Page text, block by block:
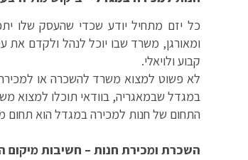
כל יזם מתחיל יודע שכדי שהעסק שלו
ומאורגן, משרד שבו יוכל לנהל ולקדם את
קבוע ולויאלי.
לא פשוט למצוא משרד להשכרה או למכירה
במגדל שבמאגריה, בוודאי תוכלו למצוא
התחום של חנות למכירה במגדל הוא תחום
השכרת ומכירת חנות – חשיבות מיקום